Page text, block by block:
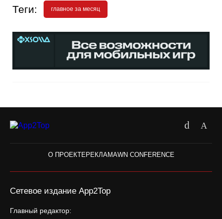
Теги: главное за месяц
О ПРОЕКТЕРЕКЛАМАWN CONFERENCE
Сетевое издание App2Top
Главный редактор: